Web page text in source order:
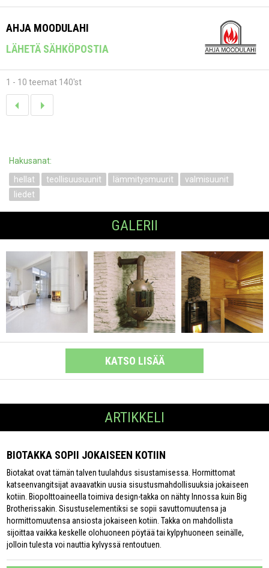
AHJA MOODULAHI
LÄHETÄ SÄHKÖPOSTIA
1 - 10 teemat 140'st
Hakusanat:
hellat
teollisuusuunit lämmitysmuurit
valmisuunit
liedet
GALERII
KATSO LISÄÄ
ARTIKKELI
BIOTAKKA SOPII JOKAISEEN KOTIIN
Biotakat ovat tämän talven tuulahdus sisustamisessa. Hormittomat
katseenvangitsijat avaavatkin uusia sisustusmahdollisuuksia jokaiseen
kotiin. Biopolttoaineella toimiva design-takka on nähty Innossa kuin Big
Brotherissakin. Sisustuselementiksi se sopii savuttomuutensa ja
hormittomuutensa ansiosta jokaiseen kotiin. Takka on mahdollista
sijoittaa vaikka keskelle olohuoneen pöytää tai kylpyhuoneen seinälle,
jolloin tulesta voi nauttia kylvyssä rentoutuen.